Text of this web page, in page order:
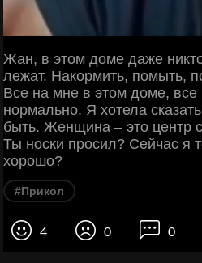
Жан, в этом доме даже никто
лежат. Накормить, помыть,
Все на мне в этом доме,
нормально. Я хотела
быть. Женщина – это центр
Ты носки просил? Сейчас я
хорошо?
#Прикол
4 0 0